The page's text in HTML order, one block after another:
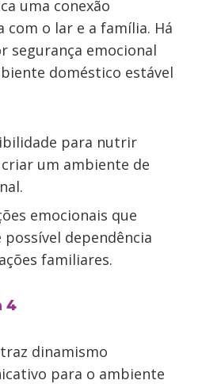
uma conexão
o lar e a família. Há
segurança emocional
doméstico estável
para nutrir
um ambiente de
emocionais que
dependência
familiares.
4
traz dinamismo
para o ambiente